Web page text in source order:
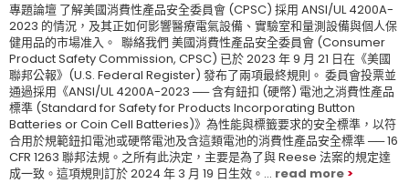
專題論壇 了解美國消費性產品安全委員會 (CPSC) 採用 ANSI/UL 4200A-
2023 的情況，及其正如何影響醫療電氣設備、實驗室和量測設備與個人保
健用品的市場准入。 聯絡我們 美國消費性產品安全委員會 (Consumer
Product Safety Commission, CPSC) 已於 2023 年 9 月 21 日在《美國
聯邦公報》(U.S. Federal Register) 發布了兩項最終規則。 委員會投票並
通過採用《ANSI/UL 4200A-2023 ── 含有鈕扣 (硬幣) 電池之消費性產品
標準 (Standard for Safety for Products Incorporating Button
Batteries or Coin Cell Batteries)》為性能與標籤要求的安全標準，以符
合用於規範鈕扣電池或硬幣電池及含這類電池的消費性產品安全標準 ── 16
CFR 1263 聯邦法規。之所有此決定，主要是為了與 Reese 法案的規定達
成一致。這項規則訂於 2024 年 3 月 19 日生效。... read more